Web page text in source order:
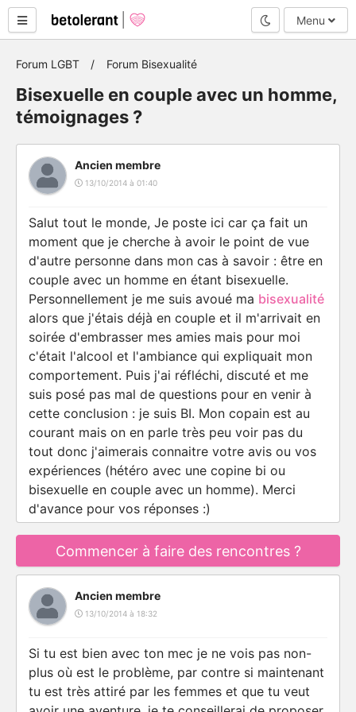
Mode nuit
Menu
Forum LGBT Forum Bisexualité
Bisexuelle en couple avec un homme,
témoignages ?
Ancien membre
13/10/2014 à 01:40
Salut tout le monde, Je poste ici car ça fait un
moment que je cherche à avoir le point de vue
d'autre personne dans mon cas à savoir : être en
couple avec un homme en étant bisexuelle.
Personnellement je me suis avoué ma bisexualité
alors que j'étais déjà en couple et il m'arrivait en
soirée d'embrasser mes amies mais pour moi
c'était l'alcool et l'ambiance qui expliquait mon
comportement. Puis j'ai réfléchi, discuté et me
suis posé pas mal de questions pour en venir à
cette conclusion : je suis BI. Mon copain est au
courant mais on en parle très peu voir pas du
tout donc j'aimerais connaitre votre avis ou vos
expériences (hétéro avec une copine bi ou
bisexuelle en couple avec un homme). Merci
d'avance pour vos réponses :)
Commencer à faire des rencontres ?
Ancien membre
13/10/2014 à 18:32
Si tu est bien avec ton mec je ne vois pas non-
plus où est le problème, par contre si maintenant
tu est très attiré par les femmes et que tu veut